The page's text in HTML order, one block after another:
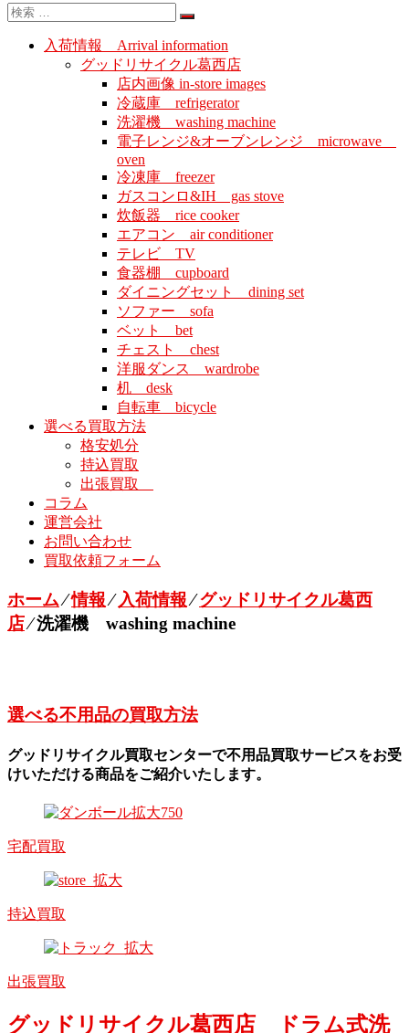
入荷情報 Arrival information
グッドリサイクル葛西店
店内画像 in-store images
冷蔵庫 refrigerator
洗濯機 washing machine
電子レンジ&オーブンレンジ microwave
oven
冷凍庫 freezer
ガスコンロ&IH gas stove
炊飯器 rice cooker
エアコン air conditioner
テレビ TV
食器棚 cupboard
ダイニングセット dining set
ソファー sofa
ベット bet
チェスト chest
洋服ダンス wardrobe
机 desk
自転車 bicycle
選べる買取方法
格安処分
持込買取
出張買取
コラム
運営会社
お問い合わせ
買取依頼フォーム
ホーム⁄情報⁄入荷情報⁄グッドリサイクル葛西
店⁄洗濯機 washing machine
選べる不用品の買取方法
グッドリサイクル買取センターで不用品買取サービスをお受
けいただける商品をご紹介いたします。
宅配買取
持込買取
出張買取
グッドリサイクル葛西店 ドラム式洗